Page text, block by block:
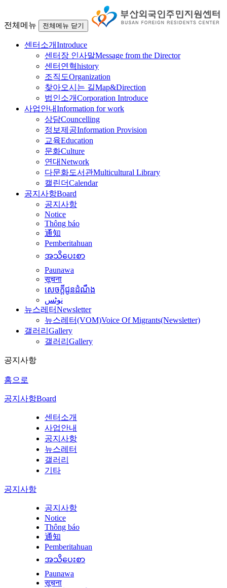
전체메뉴 전체메뉴 닫기
센터소개Introduce
센터장 인사말Message from the Director
센터연혁history
조직도Organization
찾아오시는 길Map&Direction
법인소개Corporation Introduce
사업안내Information for work
상담Councelling
정보제공Information Provision
교육Education
문화Culture
연대Network
다문화도서관Multicultural Library
캘린더Calendar
공지사항Board
공지사항
Notice
Thông báo
通知
Pemberitahuan
အသိပေးစာ
Paunawa
सूचना
សេចក្តីជូនដំណឹង
نوٹس
뉴스레터Newsletter
뉴스레터(VOM)Voice Of Migrants(Newsletter)
갤러리 Gallery
갤러리 Gallery
공지사항
홈으로
공지사항Board
센터소개
사업안내
공지사항
뉴스레터
갤러리
기타
공지사항
공지사항
Notice
Thông báo
通知
Pemberitahuan
အသိပေးစာ
Paunawa
सूचना